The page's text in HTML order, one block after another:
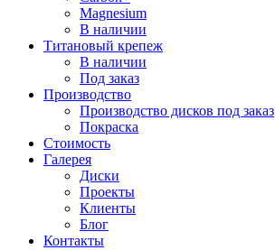
Magnesium
В наличии
Титановый крепеж
В наличии
Под заказ
Производство
Производство дисков под заказ
Покраска
Стоимость
Галерея
Диски
Проекты
Клиенты
Блог
Контакты